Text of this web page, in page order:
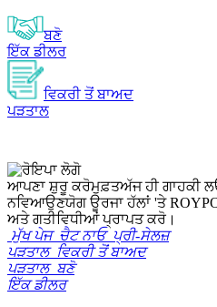
ਬਣੋ
ਇੱਕ ਡੀਲਰ
ਵਿਕਰੀ ਤੋਂ ਬਾਅਦ
ਪੜਤਾਲ
ਆਪਣਾ ਸ਼ੁਰੂ ਕਰੋਮੁਫ਼ਤਅੱਜ ਹੀ ਗਾਹਕੀ
ਨਵਿਆਉਣਯੋਗ ਊਰਜਾ ਹੱਲਾਂ 'ਤੇ
ਅਤੇ ਗਤੀਵਿਧੀਆਂ ਪ੍ਰਾਪਤ ਕਰੋ।
ਮੁੱਖ ਪੇਜ ਚੈਟ ਨਾਓ ਪ੍ਰੀ-ਸੇਲਜ਼
ਪੜਤਾਲ ਵਿਕਰੀ ਤੋਂ ਬਾਅਦ
ਪੜਤਾਲ ਬਣੋ
ਇੱਕ ਡੀਲਰ